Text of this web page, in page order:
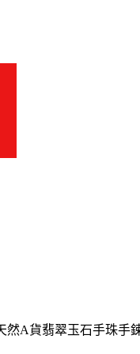
然A貨翡翠玉石手珠手